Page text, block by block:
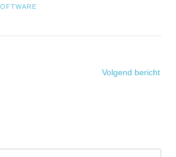
Volgend bericht